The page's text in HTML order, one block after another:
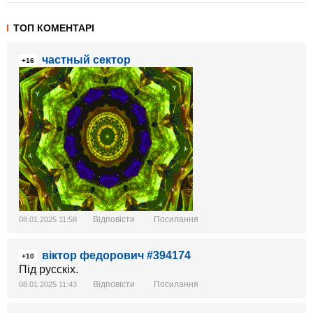
ТОП КОМЕНТАРІ
+16 частный сектор
08.01.2025 11:58 Відповісти Посилання
+10
віктор федорович #394174
Під русскіх.
08.01.2025 11:43 Відповісти Посилання